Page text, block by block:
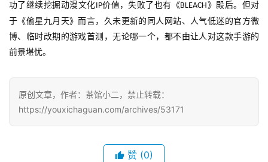
功了继续挖掘动漫文化IP价值，失败了也有《BLEACH 》殿后。但对
于《偷星九月天》而言，久未更新的同人网站、人气低迷的官方微
博、临时改期的游戏首测，无论哪一个，都不由让人对这款手游的
前景堪忧。
原创文章，作者：茶馆小二，禁止转载：
https://youxichaguan.com/archives/53171
赞 (0)